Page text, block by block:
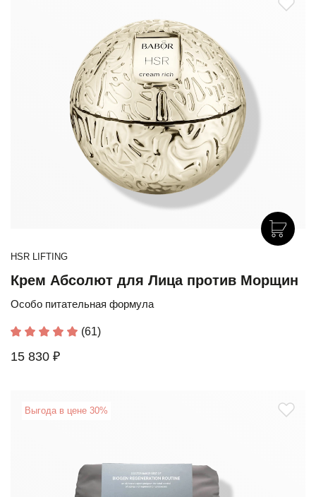
HSR LIFTING
Крем Абсолют для Лица против Морщин
Особо питательная формула
(61)
15 830 ₽
Выгода в цене 30%